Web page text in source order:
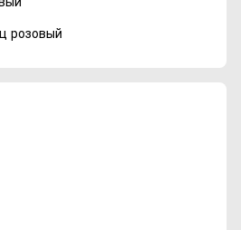
розовый